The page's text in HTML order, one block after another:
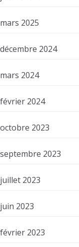
mars 2025
décembre 2024
mars 2024
février 2024
octobre 2023
septembre 2023
juillet 2023
juin 2023
février 2023